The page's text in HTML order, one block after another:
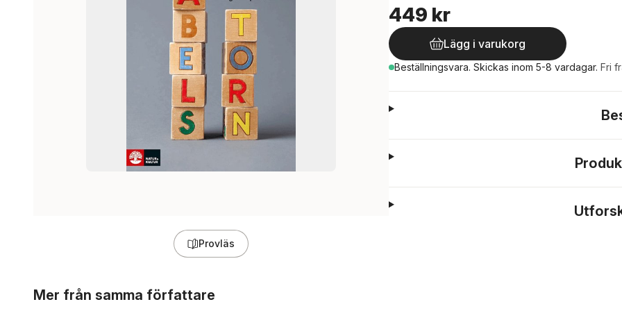
Provläs
449 kr
Lägg i varukorg
Beställningsvara. Skickas inom 5-8 vardagar. Fri
Mer från samma författare